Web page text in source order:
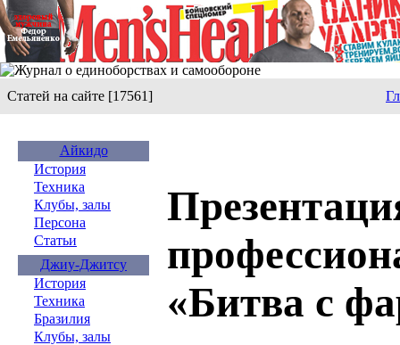
Статей на сайте [17561]
Айкидо
История
Техника
Клубы, залы
Персона
Статьи
Джиу-Джитсу
История
Техника
Бразилия
Клубы, залы
«Битва с